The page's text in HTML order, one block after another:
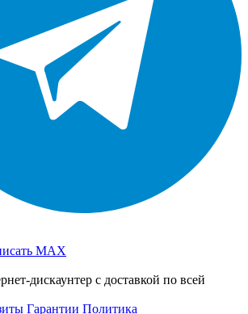
MAX
дискаунтер с доставкой по всей
Гарантии Политика